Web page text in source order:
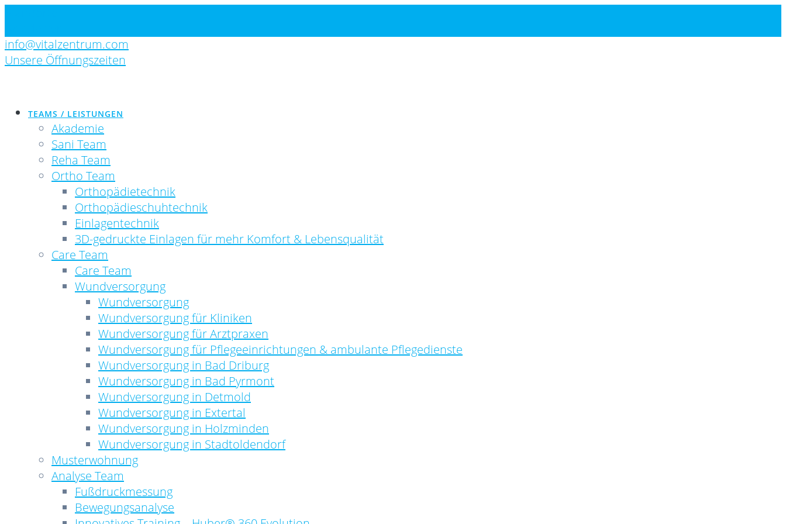
content
info@vitalzentrum.com
Unsere Öffnungszeiten
TEAMS / LEISTUNGEN
Akademie
Sani Team
Reha Team
Ortho Team
Orthopädietechnik
Orthopädieschuhtechnik
Einlagentechnik
3D-gedruckte Einlagen für mehr Komfort & Lebensqualität
Care Team
Care Team
Wundversorgung
Wundversorgung
Wundversorgung für Kliniken
Wundversorgung für Arztpraxen
Wundversorgung für Pflegeeinrichtungen & ambulante Pflegedienste
Wundversorgung in Bad Driburg
Wundversorgung in Bad Pyrmont
Wundversorgung in Detmold
Wundversorgung in Extertal
Wundversorgung in Holzminden
Wundversorgung in Stadtoldendorf
Musterwohnung
Analyse Team
Fußdruckmessung
Bewegungsanalyse